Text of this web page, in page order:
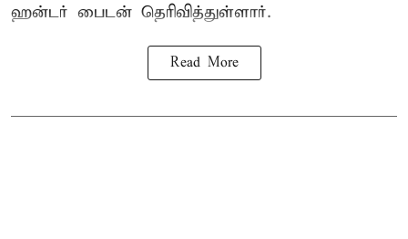
ஹன்டர் பைடன் தெரிவித்துள்ளார்.
Read More